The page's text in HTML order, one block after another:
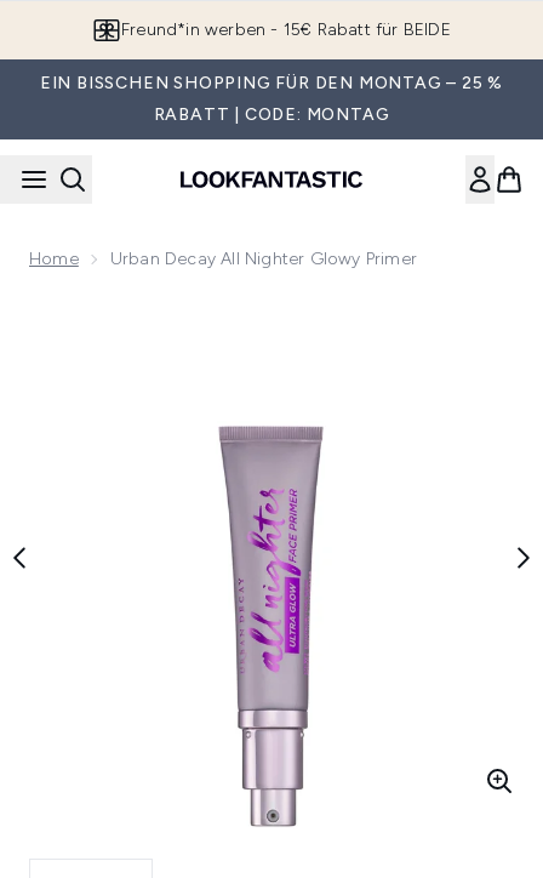
Freund*in werben - 15€ Rabatt für BEIDE
EIN BISSCHEN SHOPPING FÜR DEN MONTAG – 25 %
RABATT | CODE: MONTAG
Home Urban Decay All Nighter Glowy Primer